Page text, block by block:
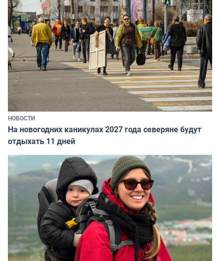
НОВОСТИ
На новогодних каникулах 2027 года северяне будут
отдыхать 11 дней